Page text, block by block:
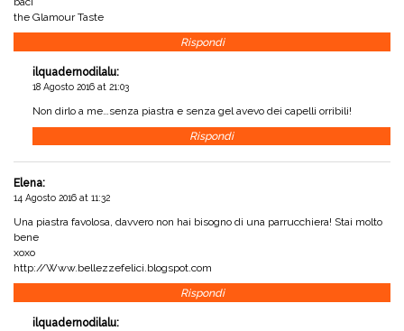
the Glamour Taste
Rispondi
ilquadernodilalu:
18 Agosto 2016 at 21:03
Non dirlo a me…senza piastra e senza gel avevo dei capelli orribili!
Rispondi
Elena:
14 Agosto 2016 at 11:32
Una piastra favolosa, davvero non hai bisogno di una parrucchiera! Stai molto
bene
xoxo
http://Www.bellezzefelici.blogspot.com
Rispondi
ilquadernodilalu: